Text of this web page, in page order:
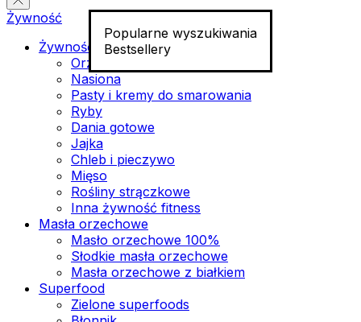
Popularne wyszukiwania
Bestsellery
Żywność
Żywność funkcjonalna
Orzechy
Nasiona
Pasty i kremy do smarowania
Ryby
Dania gotowe
Jajka
Chleb i pieczywo
Mięso
Rośliny strączkowe
Inna żywność fitness
Masła orzechowe
Masło orzechowe 100%
Słodkie masła orzechowe
Masła orzechowe z białkiem
Superfood
Zielone superfoods